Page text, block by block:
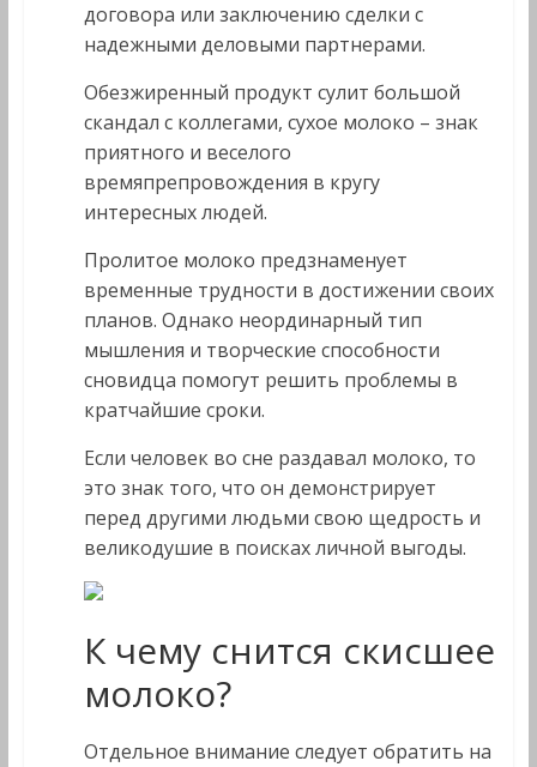
договора или заключению сделки с
надежными деловыми партнерами.
Обезжиренный продукт сулит большой
скандал с коллегами, сухое молоко – знак
приятного и веселого
времяпрепровождения в кругу
интересных людей.
Пролитое молоко предзнаменует
временные трудности в достижении своих
планов. Однако неординарный тип
мышления и творческие способности
сновидца помогут решить проблемы в
кратчайшие сроки.
Если человек во сне раздавал молоко, то
это знак того, что он демонстрирует
перед другими людьми свою щедрость и
великодушие в поисках личной выгоды.
К чему снится скисшее
молоко?
Отдельное внимание следует обратить на